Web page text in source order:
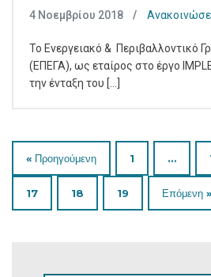
4 Νοεμβρίου 2018
Το Ενεργειακό & Περιβαλλοντικό
(ΕΠΕΓΑ), ως εταίρος στο έργο
την ένταξη του [...]
« Προηγούμενη 1 …
17 18 19 Επόμενη »